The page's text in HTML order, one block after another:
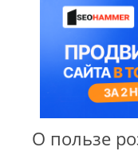
О пользе